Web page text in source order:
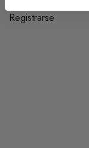
Registrarse